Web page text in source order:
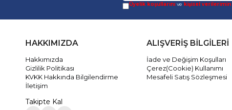
Üyelik koşullarını ve kişisel verilerimin
HAKKIMIZDA
Hakkımızda
Gizlilik Politikası
KVKK Hakkında Bilgilendirme
İletişim
Takipte Kal
ALIŞVERİŞ BİLGİLERİ
İade ve Değişim Koşulları
Çerez(Cookie) Kullanımı
Mesafeli Satış Sözleşmesi